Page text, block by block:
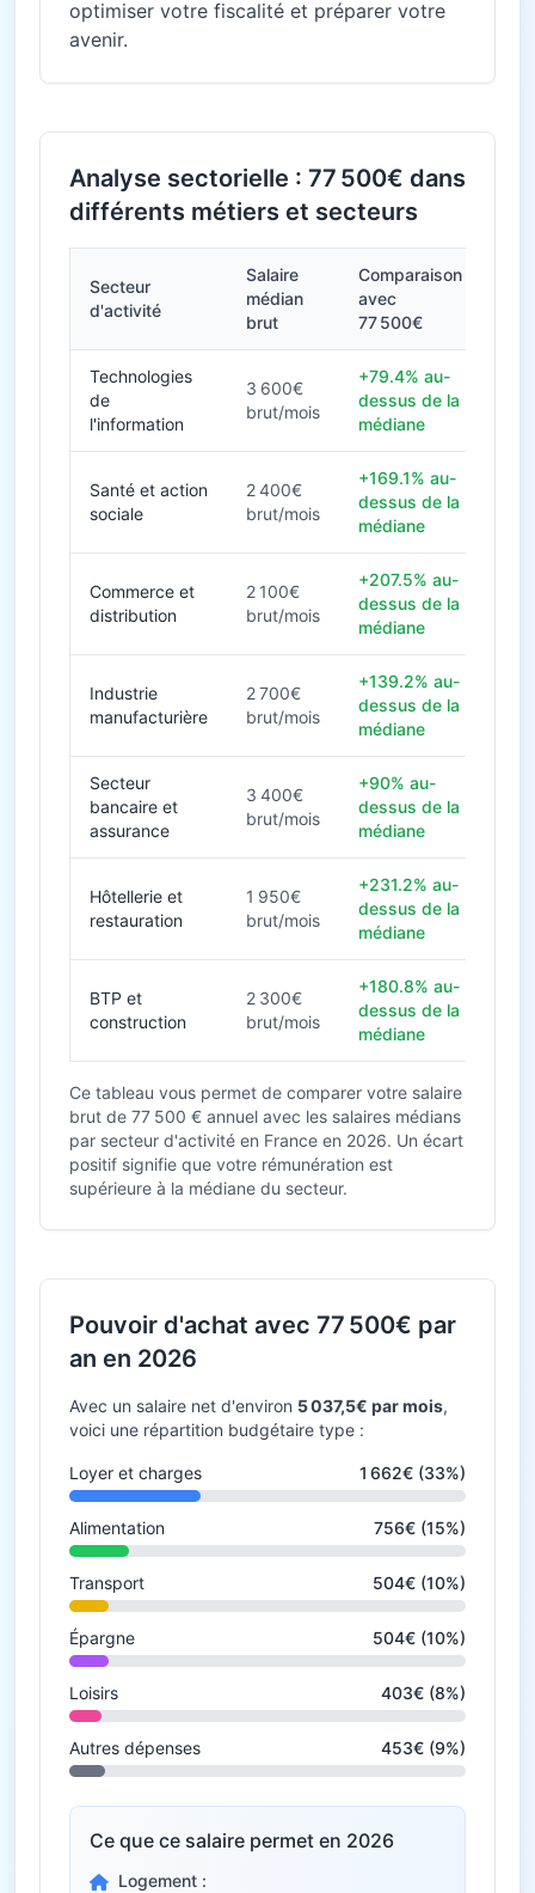
optimiser votre fiscalité et préparer votre
avenir.
Analyse sectorielle : 77 500€ dans
différents métiers et secteurs
Secteur
d'activité
Salaire
médian
brut
Comparaison
avec
77 500€
Technologies
de
l'information
3 600€
brut/mois
+79.4% au-
dessus de la
médiane
Santé et action
sociale
2 400€
brut/mois
+169.1% au-
dessus de la
médiane
Commerce et
distribution
2 100€
brut/mois
+207.5% au-
dessus de la
médiane
Industrie
manufacturière
2 700€
brut/mois
+139.2% au-
dessus de la
médiane
Secteur
bancaire et
assurance
3 400€
brut/mois
+90% au-
dessus de la
médiane
Hôtellerie et
restauration
1 950€
brut/mois
+231.2% au-
dessus de la
médiane
BTP et
construction
2 300€
brut/mois
+180.8% au-
dessus de la
médiane
Ce tableau vous permet de comparer votre salaire
brut de 77 500 € annuel avec les salaires médians
par secteur d'activité en France en 2026. Un écart
positif signifie que votre rémunération est
supérieure à la médiane du secteur.
Pouvoir d'achat avec 77 500€ par
an en 2026
Avec un salaire net d'environ 5 037,5€ par mois,
voici une répartition budgétaire type :
Loyer et charges 1 662€ (33%)
Alimentation 756€ (15%)
Transport 504€ (10%)
Épargne 504€ (10%)
Loisirs 403€ (8%)
Autres dépenses 453€ (9%)
Ce que ce salaire permet en 2026
Logement :